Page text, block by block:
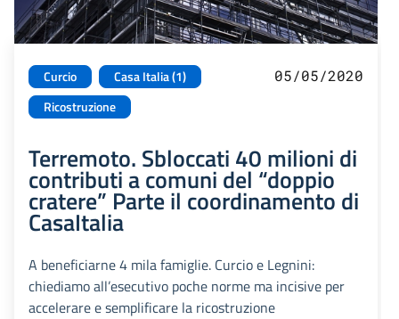
Curcio
Casa Italia (1)
Ricostruzione
05/05/2020
Terremoto. Sbloccati 40 milioni di
contributi a comuni del “doppio
cratere” Parte il coordinamento di
CasaItalia
A beneficiarne 4 mila famiglie. Curcio e Legnini:
chiediamo all’esecutivo poche norme ma incisive per
accelerare e semplificare la ricostruzione